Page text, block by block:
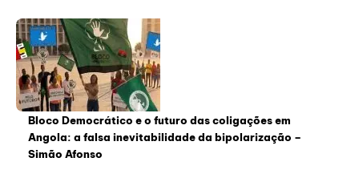
Bloco Democrático e o futuro das coligações em
Angola: a falsa inevitabilidade da bipolarização –
Simão Afonso